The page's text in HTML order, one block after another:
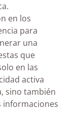
en los
para
una
que
en las
activa
sino también
informaciones